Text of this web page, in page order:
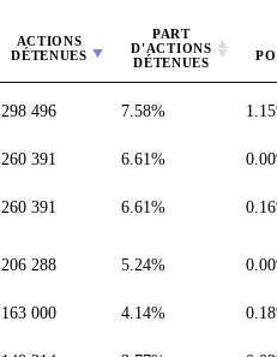
ACTIONS
DÉTENUES
PART
D'ACTIONS
DÉTENUES
298 496 7.58%
260 391 6.61%
260 391 6.61%
206 288 5.24%
163 000 4.14%